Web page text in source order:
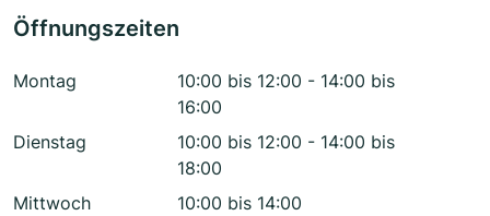
Öffnungszeiten
Montag
10:00 bis 12:00 - 14:00 bis
16:00
Dienstag
10:00 bis 12:00 - 14:00 bis
18:00
Mittwoch
10:00 bis 14:00